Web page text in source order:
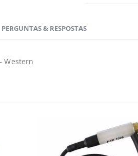
PERGUNTAS & RESPOSTAS
Western